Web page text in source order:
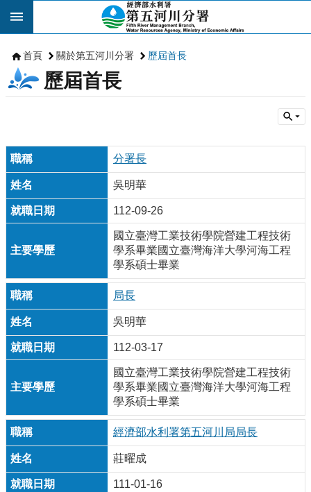
跳到主要內容區塊
首頁 關於第五河川分署 歷屆首長
歷屆首長
分署長
吳明華
112-09-26
國立臺灣工業技術學院營建工程技術
學系畢業國立臺灣海洋大學河海工程
學系碩士畢業
局長
吳明華
112-03-17
國立臺灣工業技術學院營建工程技術
學系畢業國立臺灣海洋大學河海工程
學系碩士畢業
經濟部水利署第五河川局局長
莊曜成
111-01-16